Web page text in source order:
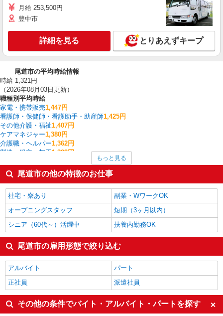
月給 253,500円
豊中市
詳細を見る とりあえずキープ
尾道市の平均時給情報
時給 1,321円
（2026年08月03日更新）
職種別平均時給
家電・携帯販売1,447円
看護師・保健師・看護助手・助産師1,425円
その他介護・福祉1,407円
ケアマネジャー1,380円
介護職・ヘルパー1,362円
製造・組立・加工1,329円
保育士・保育補助1,290円
調理・調理補助・調理師1,259円
データ入力・オペレーター1,250円
尾道市の他の職種の平均時給を見る
もっと見る
尾道市の他の特徴のお仕事
社宅・寮あり
副業・WワークOK
オープニングスタッフ
短期（3ヶ月以内）
シニア（60代～）活躍中
扶養内勤務OK
尾道市の雇用形態で絞り込む
アルバイト
パート
正社員
派遣社員
その他の条件でバイト・アルバイト・パートを探す